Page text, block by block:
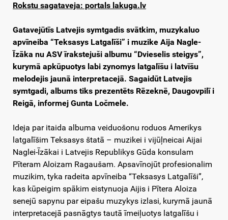
Rokstu sagataveja: portals lakuga.lv
Gatavejūtīs Latvejis symtgadis svātkim, muzykaluo
apvīneiba “Teksasys Latgalīši” i muzike Aija Nagle-
Īzāka nu ASV īrakstejuši albumu “Dvieselis steigys”,
kurymā apkūpuotys labi zynomys latgalīšu i latvīšu
melodejis jaunā interpretacejā. Sagaidūt Latvejis
symtgadi, albums tiks prezentēts Rēzeknē, Daugovpilī i
Reigā, informej Gunta Ločmele.
Ideja par itaida albuma veiduošonu roduos Amerikys
latgalīšim Teksasys štatā – muzikei i vijūļneicai Aijai
Naglei-Īzākai i Latvejis Republikys Gūda konsulam
Pīteram Aloizam Ragaušam. Apsavīnojūt profesionalim
muzikim, tyka radeita apvīneiba “Teksasys Latgalīši”,
kas kūpeigim spākim eistynuoja Aijis i Pītera Aloiza
senejū sapynu par eipašu muzykys izlasi, kurymā jaunā
interpretacejā pasnāgtys tautā īmeiļuotys latgalīšu i